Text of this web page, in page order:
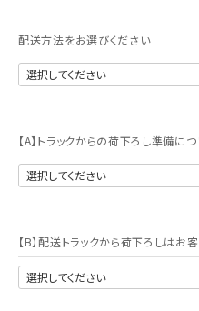
FAXでのご注文
0739-72-4532
配送方法をお選びください
【A】トラックからの荷下ろし準備に
【B】配送トラックから荷下ろしはお